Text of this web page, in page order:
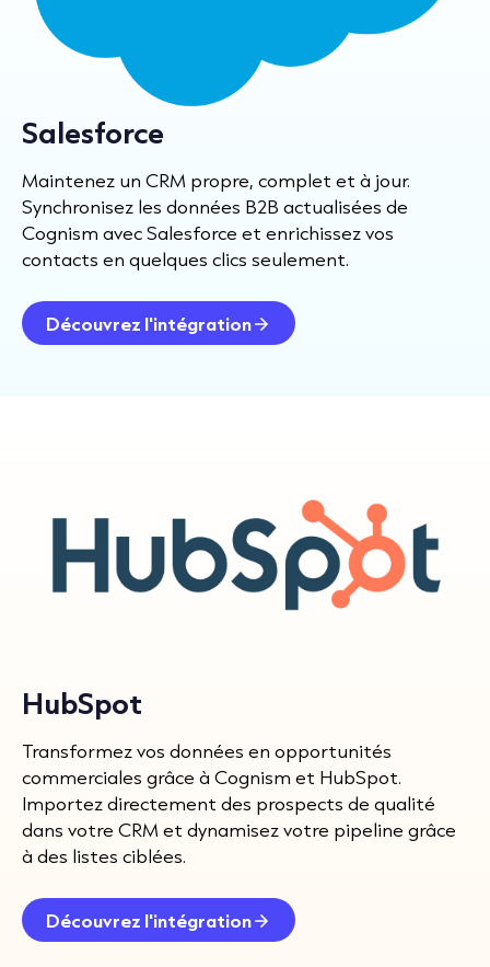
Salesforce
Maintenez un CRM propre, complet et à jour.
Synchronisez les données B2B actualisées de
Cognism avec Salesforce et enrichissez vos
contacts en quelques clics seulement.
Découvrez l'intégration
HubSpot
Transformez vos données en opportunités
commerciales grâce à Cognism et HubSpot.
Importez directement des prospects de qualité
dans votre CRM et dynamisez votre pipeline grâce
à des listes ciblées.
Découvrez l'intégration